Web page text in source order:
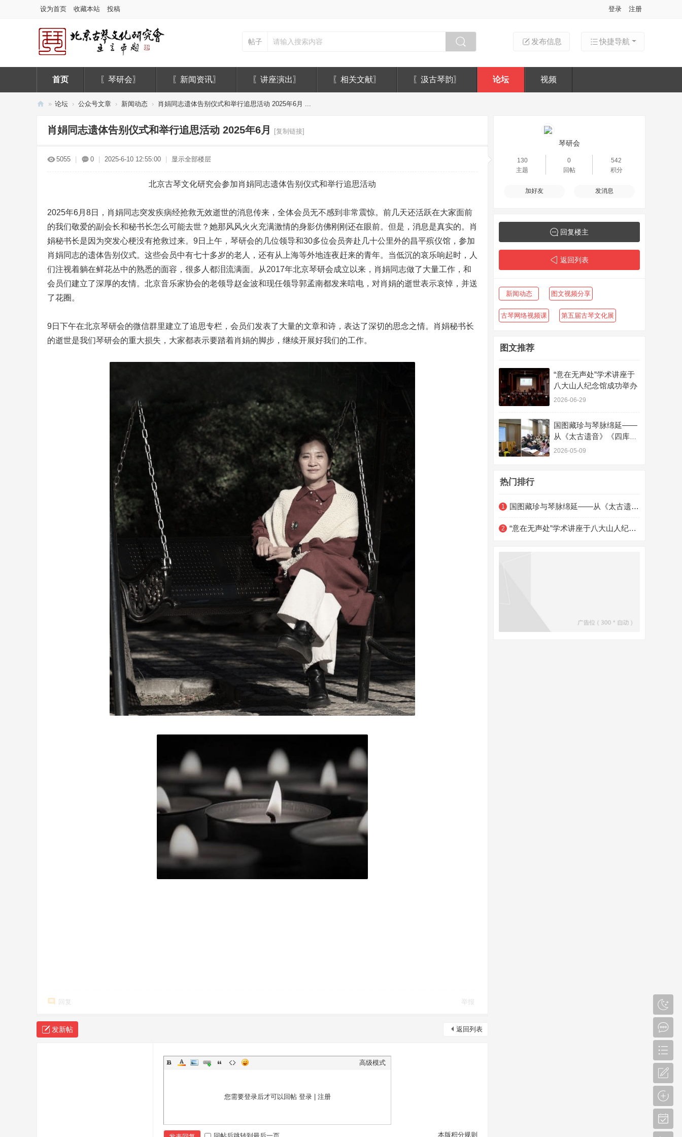
设为首页 收藏本站 投稿 登录 注册
快捷导航
发布信息
帖子
首页 〖琴研会〗 〖新闻资讯〗 〖讲座演出〗 〖相关文献〗 〖汲古琴韵〗 论坛 视频
» 论坛 › 公众号文章 › 新闻动态 › 肖娟同志遗体告别仪式和举行追思活动 2025年6月 ...
肖娟同志遗体告别仪式和举行追思活动 2025年6月 [复制链接]
5055 0 2025-6-10 12:55:00 显示全部楼层
北京古琴文化研究会参加肖娟同志遗体告别仪式和举行追思活动
2025年6月8日，肖娟同志突发疾病经抢救无效逝世的消息传来，全体会员无不感到非常震惊。前几天还活跃在大家面前
的我们敬爱的副会长和秘书长怎么可能去世？她那风风火火充满激情的身影仿佛刚刚还在眼前。但是，消息是真实的。肖
娟秘书长是因为突发心梗没有抢救过来。9日上午，琴研会的几位领导和30多位会员奔赴几十公里外的昌平殡仪馆，参加
肖娟同志的遗体告别仪式。这些会员中有七十多岁的老人，还有从上海等外地连夜赶来的青年。当低沉的哀乐响起时，人
们注视着躺在鲜花丛中的熟悉的面容，很多人都泪流满面。从2017年北京琴研会成立以来，肖娟同志做了大量工作，和
会员们建立了深厚的友情。北京音乐家协会的老领导赵金波和现任领导郭孟南都发来唁电，对肖娟的逝世表示哀悼，并送
了花圈。
9日下午在北京琴研会的微信群里建立了追思专栏，会员们发表了大量的文章和诗，表达了深切的思念之情。肖娟秘书长
的逝世是我们琴研会的重大损失，大家都表示要踏着肖娟的脚步，继续开展好我们的工作。
回复 举报
返回列表
发新帖
高级模式
您需要登录后才可以回帖 登录| 注册
本版积分规则
琴研会
130
主题
0
回帖
542
积分
加好友 发消息
回复楼主
返回列表
新闻动态 图文视频分享
古琴网络视频课 第五届古琴文化展
图文推荐
“意在无声处”学术讲座于
八大山人纪念馆成功举办
2026-06-29
国图藏珍与琴脉绵延——
从《太古遗音》《四库全
书・琴史》到铁琴铜剑楼
2026-05-09
热门排行
1 国图藏珍与琴脉绵延——从《太古遗音》《四库全书・琴史》到铁琴铜剑楼金声琴的整理研
2 “意在无声处”学术讲座于八大山人纪念馆成功举办